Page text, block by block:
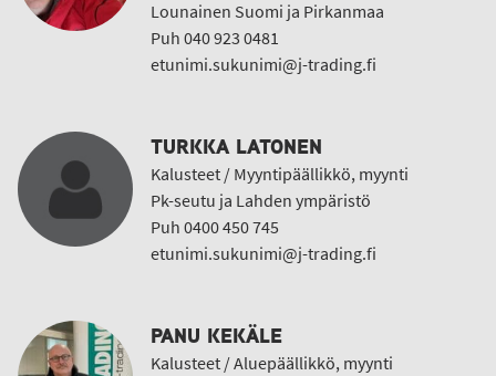
Lounainen Suomi ja Pirkanmaa
Puh 040 923 0481
etunimi.sukunimi@j-trading.fi
TURKKA LATONEN
Kalusteet / Myyntipäällikkö, myynti
Pk-seutu ja Lahden ympäristö
Puh 0400 450 745
etunimi.sukunimi@j-trading.fi
PANU KEKÄLE
Kalusteet / Aluepäällikkö, myynti